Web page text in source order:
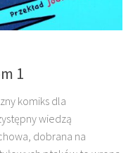
1
komiks dla
wiedzą
dobrana na